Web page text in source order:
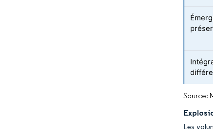
Source:
Les